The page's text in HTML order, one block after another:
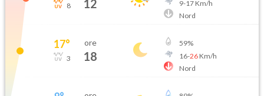
8 12
9-17Km/h
Nord
17°
3
ore
18
59%
16-26Km/h
Nord